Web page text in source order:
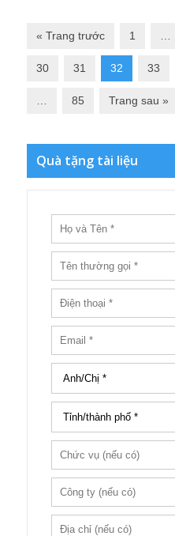
« Trang trước 1
30 31 32 33
85 Trang sau »
Quà tặng tài liệu